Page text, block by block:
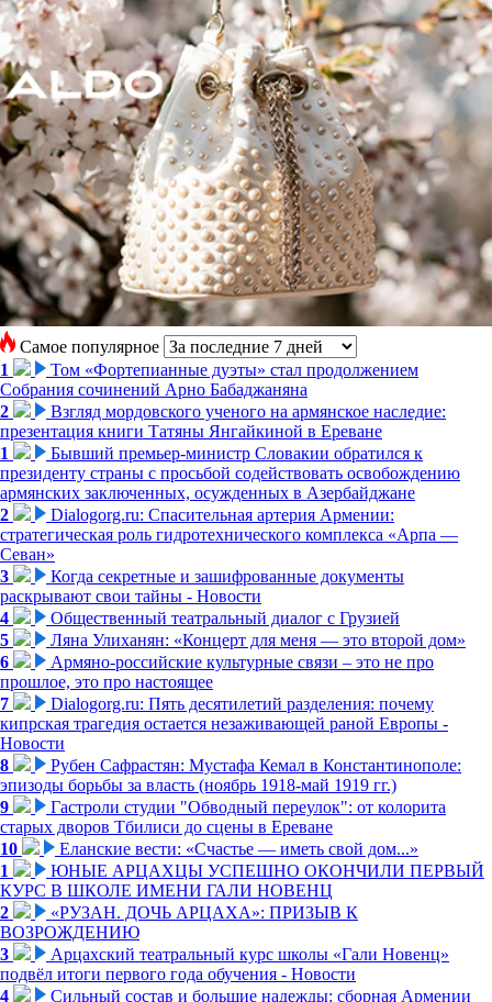
Самое популярное
1
Том «Фортепианные дуэты» стал продолжением
Собрания сочинений Арно Бабаджаняна
2
Взгляд мордовского ученого на армянское наследие:
презентация книги Татяны Янгайкиной в Ереване
1
Бывший премьер-министр Словакии обратился к
президенту страны с просьбой содействовать освобождению
армянских заключенных, осужденных в Азербайджане
2
Dialogorg.ru: Спасительная артерия Армении:
стратегическая роль гидротехнического комплекса «Арпа —
Севан»
3
Когда секретные и зашифрованные документы
раскрывают свои тайны - Новости
4
Общественный театральный диалог с Грузией
5
Ляна Улиханян: «Концерт для меня — это второй дом»
6
Армяно-российские культурные связи – это не про
прошлое, это про настоящее
7
Dialogorg.ru: Пять десятилетий разделения: почему
кипрская трагедия остается незаживающей раной Европы -
Новости
8
Рубен Сафрастян: Мустафа Кемал в Константинополе:
эпизоды борьбы за власть (ноябрь 1918-май 1919 гг.)
9
Гастроли студии "Обводный переулок": от колорита
старых дворов Тбилиси до сцены в Ереване
10
Еланские вести: «Счастье — иметь свой дом...»
1
ЮНЫЕ АРЦАХЦЫ УСПЕШНО ОКОНЧИЛИ ПЕРВЫЙ
КУРС В ШКОЛЕ ИМЕНИ ГАЛИ НОВЕНЦ
2
«РУЗАН. ДОЧЬ АРЦАХА»: ПРИЗЫВ К
ВОЗРОЖДЕНИЮ
3
Арцахский театральный курс школы «Гали Новенц»
подвёл итоги первого года обучения - Новости
4
Сильный состав и большие надежды: сборная Армении